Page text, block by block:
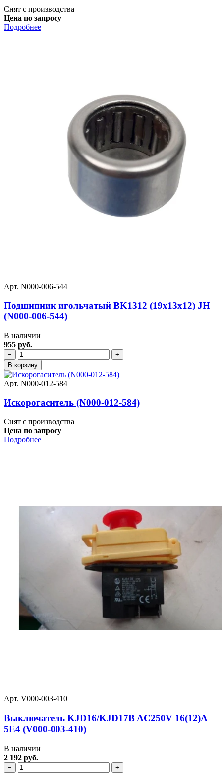
Снят с производства
Цена по запросу
Подробнее
Арт. N000-006-544
Подшипник игольчатый BK1312 (19х13х12) JH
(N000-006-544)
В наличии
955 руб.
−
+
В корзину
Арт. N000-012-584
Искорогаситель (N000-012-584)
Снят с производства
Цена по запросу
Подробнее
Арт. V000-003-410
Выключатель KJD16/KJD17B AC250V 16(12)А
5E4 (V000-003-410)
В наличии
2 192 руб.
−
+